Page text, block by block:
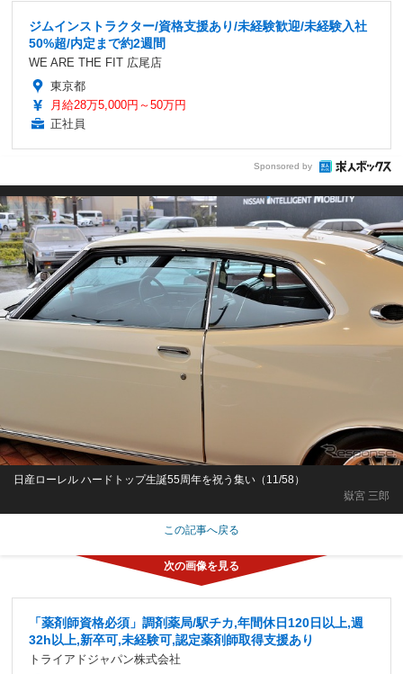
ジムインストラクター/資格支援あり/未経験歓迎/未経験入社
50%超/内定まで約2週間
WE ARE THE FIT 広尾店
東京都
月給28万5,000円～50万円
正社員
Sponsored by
嶽宮 三郎
日産ローレル ハードトップ生誕55周年を祝う集い（11/58）
この記事へ戻る
「薬剤師資格必須」調剤薬局/駅チカ,年間休日120日以上,週
32h以上,新卒可,未経験可,認定薬剤師取得支援あり
トライアドジャパン株式会社